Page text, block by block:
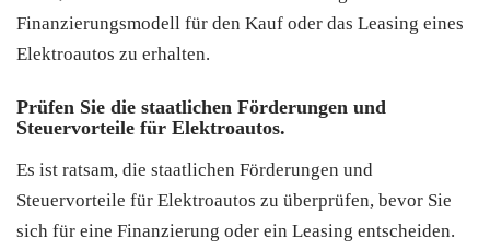
Finanzierungsmodell für den Kauf oder das Leasing eines
Elektroautos zu erhalten.
Prüfen Sie die staatlichen Förderungen und
Steuervorteile für Elektroautos.
Es ist ratsam, die staatlichen Förderungen und
Steuervorteile für Elektroautos zu überprüfen, bevor Sie
sich für eine Finanzierung oder ein Leasing entscheiden.